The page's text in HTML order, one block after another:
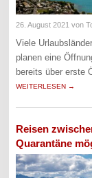
26. August 2021 von
Viele
planen eine
bereits über erste
WEITERLESEN →
Reisen
Quarantäne